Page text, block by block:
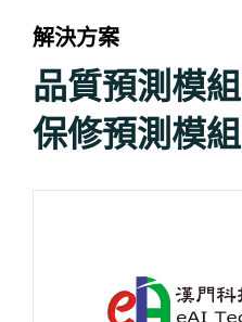
解決方案
品質預測模組
保修預測模組